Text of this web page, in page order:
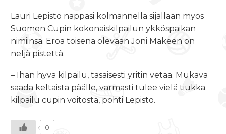
Lauri Lepistö nappasi kolmannella sijallaan myös
Suomen Cupin kokonaiskilpailun ykköspaikan
nimiinsä. Eroa toisena olevaan Joni Mäkeen on
neljä pistettä.
– Ihan hyvä kilpailu, tasaisesti yritin vetää. Mukava
saada keltaista päälle, varmasti tulee vielä tiukka
kilpailu cupin voitosta, pohti Lepistö.
0